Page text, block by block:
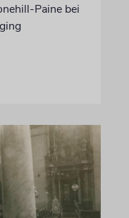
Paine bei